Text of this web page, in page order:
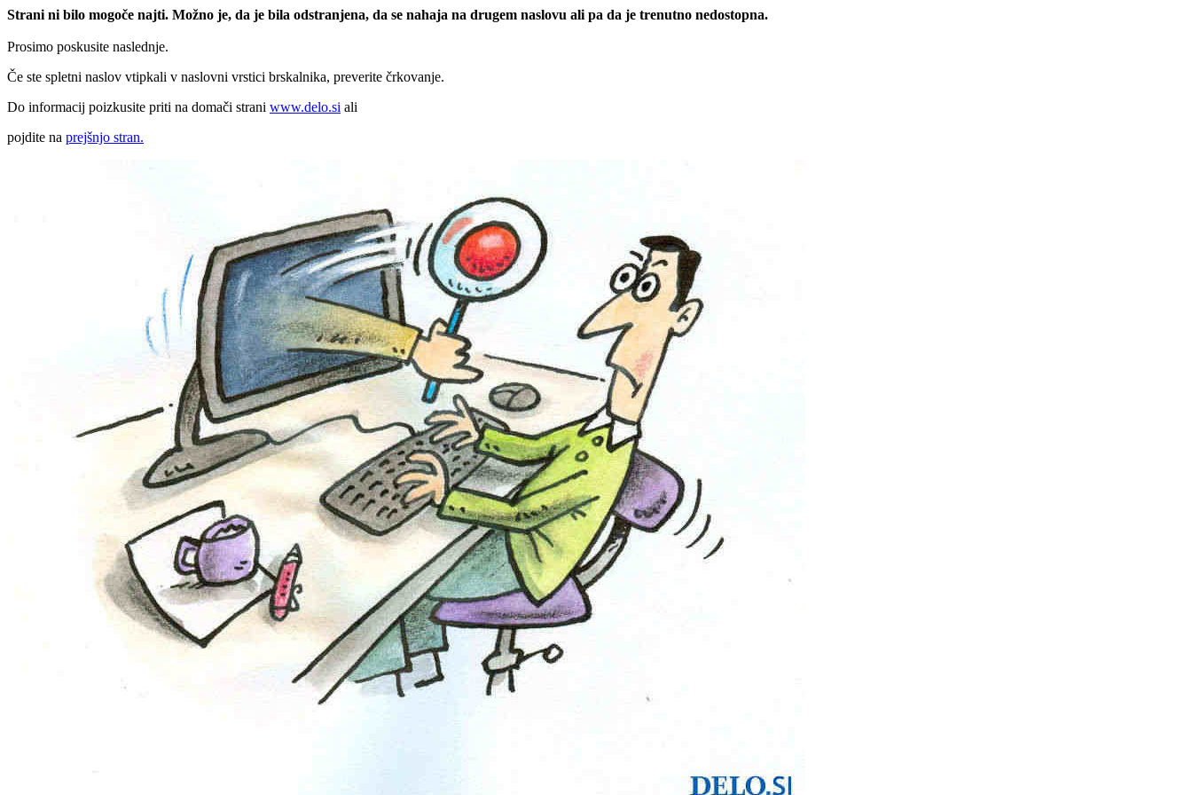
Strani ni bilo mogoče najti. Možno je, da je bila odstranjena, da se nahaja na drugem naslovu ali pa da je trenutno nedostopna.
Prosimo poskusite naslednje.
Če ste spletni naslov vtipkali v naslovni vrstici brskalnika, preverite črkovanje.
Do informacij poizkusite priti na domači strani www.delo.si ali
pojdite na prejšnjo stran.